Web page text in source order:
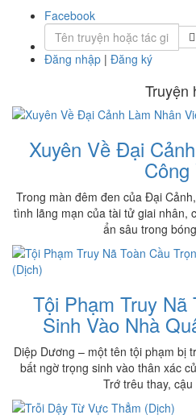
Facebook
Đăng nhập | Đăng ký
Truyện
Xuyên Về Đại
Công
Trong màn đêm đen của Đại
tình lãng mạn của tài tử giai nhân,
ẩn sâu trong
Tội Phạm Truy Nã
Sinh Vào Nhà
Diệp Dương – một tên tội phạm bị
bất ngờ trọng sinh vào thân xác
Trớ trêu thay,